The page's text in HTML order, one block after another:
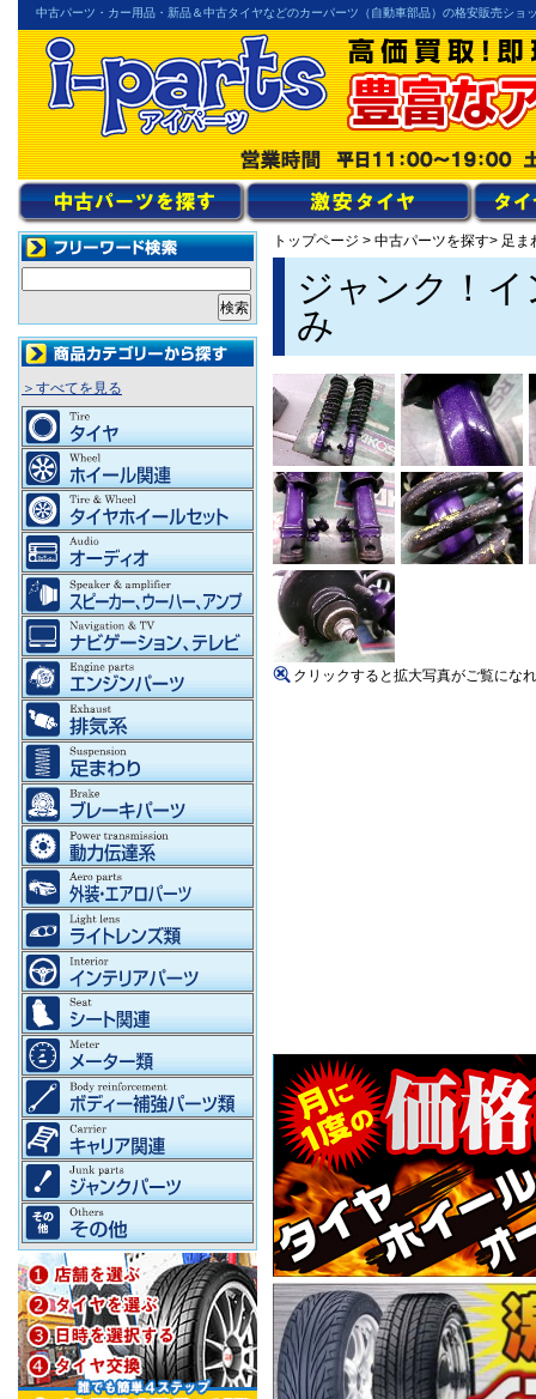
中古パーツ・カー用品・新品＆中古タイヤなどのカーパーツ（自動車部品）の格安販売ショ
トップページ > 中古パーツを探す> 足ま
ジャンク！
み
クリックすると拡大写真がご覧にな
＞すべてを見る